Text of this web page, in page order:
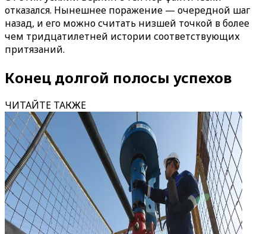
отказался. Нынешнее поражение — очередной шаг
назад, и его можно считать низшей точкой в более
чем тридцатилетней истории соответствующих
притязаний.
Конец долгой полосы успехов
ЧИТАЙТЕ ТАКЖЕ